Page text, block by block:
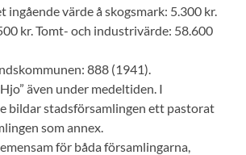
ingående värde å skogsmark: 5.300 kr.
kr. Tomt- och industrivärde: 58.600
888 (1941).
även under medeltiden. I
bildar stadsförsamlingen ett pastorat
som annex.
för båda församlingarna,